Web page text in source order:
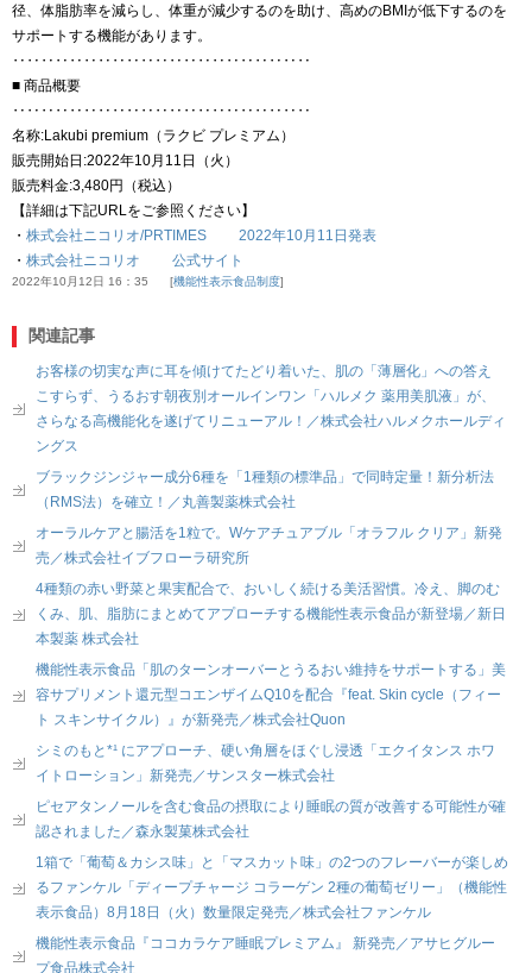
径、体脂肪率を減らし、体重が減少するのを助け、高めのBMIが低下するのを
サポートする機能があります。
‥‥‥‥‥‥‥‥‥‥‥‥‥‥‥‥‥‥‥‥‥
■ 商品概要
‥‥‥‥‥‥‥‥‥‥‥‥‥‥‥‥‥‥‥‥‥
名称:Lakubi premium（ラクビ プレミアム）
販売開始日:2022年10月11日（火）
販売料金:3,480円（税込）
【詳細は下記URLをご参照ください】
・ 株式会社ニコリオ/PRTIMES 2022年10月11日発表
・ 株式会社ニコリオ 公式サイト
2022年10月12日 16：35 機能性表示食品制度
関連記事
お客様の切実な声に耳を傾けてたどり着いた、肌の「薄層化」への答え
こすらず、うるおす朝夜別オールインワン「ハルメク 薬用美肌液」が、
さらなる高機能化を遂げてリニューアル！／株式会社ハルメクホールディ
ングス
ブラックジンジャー成分6種を「1種類の標準品」で同時定量！新分析法
（RMS法）を確立！／丸善製薬株式会社
オーラルケアと腸活を1粒で。Wケアチュアブル「オラフル クリア」新発
売／株式会社イブフローラ研究所
4種類の赤い野菜と果実配合で、おいしく続ける美活習慣。冷え、脚のむ
くみ、肌、脂肪にまとめてアプローチする機能性表示食品が新登場／新日
本製薬 株式会社
機能性表示食品「肌のターンオーバーとうるおい維持をサポートする」美
容サプリメント還元型コエンザイムQ10を配合『feat. Skin cycle（フィー
ト スキンサイクル）』が新発売／株式会社Quon
シミのもと*¹ にアプローチ、硬い角層をほぐし浸透「エクイタンス ホワ
イトローション」新発売／サンスター株式会社
ピセアタンノールを含む食品の摂取により睡眠の質が改善する可能性が確
認されました／森永製菓株式会社
1箱で「葡萄＆カシス味」と「マスカット味」の2つのフレーバーが楽しめ
るファンケル「ディープチャージ コラーゲン 2種の葡萄ゼリー」（機能性
表示食品）8月18日（火）数量限定発売／株式会社ファンケル
機能性表示食品『ココカラケア睡眠プレミアム』 新発売／アサヒグルー
プ食品株式会社